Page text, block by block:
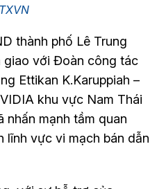
thành phố Lê Trung
giao với Đoàn công tác
Ettikan K.Karuppiah –
khu vực Nam Thái
nhấn mạnh tầm quan
lĩnh vực vi mạch bán dẫn